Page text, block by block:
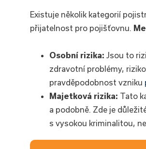
Existuje několik kategorií
přijatelnost pro pojišťovnu.
Osobní rizika: Jsou to
zdravotní problémy,
pravděpodobnost vzniku
Majetková rizika: Tato
a podobně. Zde je
s vysokou kriminalitou,